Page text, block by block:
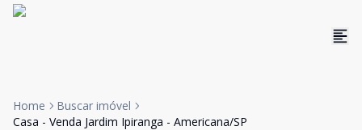
Home
Buscar imóvel
Casa - Venda Jardim Ipiranga - Americana/SP